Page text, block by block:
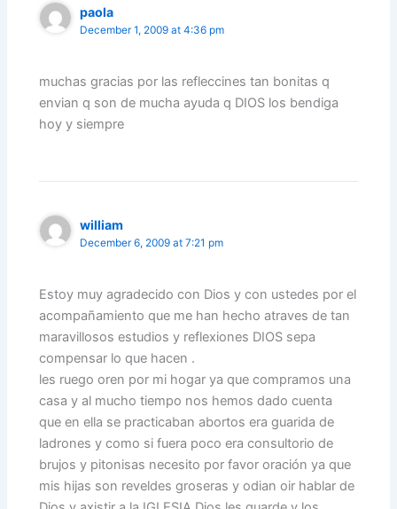
paola
December 1, 2009 at 4:36 pm
muchas gracias por las refleccines tan bonitas q
envian q son de mucha ayuda q DIOS los bendiga
hoy y siempre
william
December 6, 2009 at 7:21 pm
Estoy muy agradecido con Dios y con ustedes por el
acompañamiento que me han hecho atraves de tan
maravillosos estudios y reflexiones DIOS sepa
compensar lo que hacen .
les ruego oren por mi hogar ya que compramos una
casa y al mucho tiempo nos hemos dado cuenta
que en ella se practicaban abortos era guarida de
ladrones y como si fuera poco era consultorio de
brujos y pitonisas necesito por favor oración ya que
mis hijas son reveldes groseras y odian oir hablar de